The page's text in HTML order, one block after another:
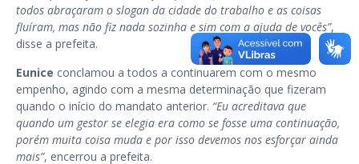
todos abraçaram o slogan da cidade do trabalho e as coisas
fluíram, mas não fiz nada sozinha e sim com a ajuda de vocês”,
disse a prefeita.
Eunice conclamou a todos a continuarem com o mesmo
empenho, agindo com a mesma determinação que fizeram
quando o início do mandato anterior. “Eu acreditava que
quando um gestor se elegia era como se fosse uma continuação,
porém muita coisa muda e por isso devemos nos esforçar ainda
mais”, encerrou a prefeita.